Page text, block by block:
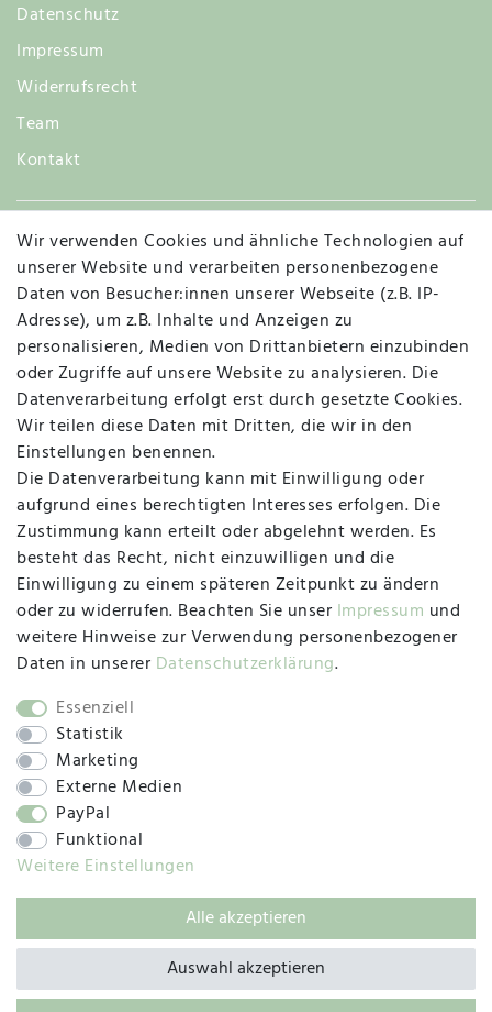
Datenschutz
Impressum
Widerrufsrecht
Team
Kontakt
Widerruf
Vertrag widerrufen Kontakt
MAPALI VOR ORT
Herzogstraße 10
47533 Kleve
Montag, Dienstag, Donnerstag, Freitag
09:00 Uhr bis 13:00 Uhr
Mittwoch
09:00 Uhr bis 12:00 Uhr
SOCIAL
© 2019 – 2025 SILC GmbH
Wir verwenden Cookies und ähnliche Technologien auf
unserer Website und verarbeiten personenbezogene
Daten von Besucher:innen unserer Webseite (z.B. IP-
Adresse), um z.B. Inhalte und Anzeigen zu
personalisieren, Medien von Drittanbietern einzubinden
oder Zugriffe auf unsere Website zu analysieren. Die
Datenverarbeitung erfolgt erst durch gesetzte Cookies.
Wir teilen diese Daten mit Dritten, die wir in den
Einstellungen benennen.
Die Datenverarbeitung kann mit Einwilligung oder
aufgrund eines berechtigten Interesses erfolgen. Die
Zustimmung kann erteilt oder abgelehnt werden. Es
besteht das Recht, nicht einzuwilligen und die
Einwilligung zu einem späteren Zeitpunkt zu ändern
oder zu widerrufen. Beachten Sie unser Impressum und
weitere Hinweise zur Verwendung personenbezogener
Daten in unserer Daten­schutz­erklärung.
Essenziell
Statistik
Marketing
Externe Medien
PayPal
Funktional
Weitere Einstellungen
Alle akzeptieren
Auswahl akzeptieren